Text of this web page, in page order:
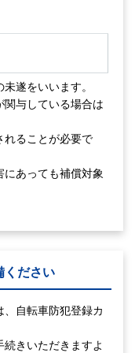
遂をいいます。
関与している場合は
ることが必要で
あっても補償対象
ください
自転車防犯登録カ
きいただきますよ